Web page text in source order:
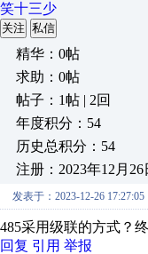
笑十三少
关注 私信
精华：0帖
求助：0帖
帖子：1帖 | 2回
年度积分：54
历史总积分：54
注册：2023年12月26
发表于：2023-12-26 17:27:05
485采用级联的方式？
回复 引用 举报